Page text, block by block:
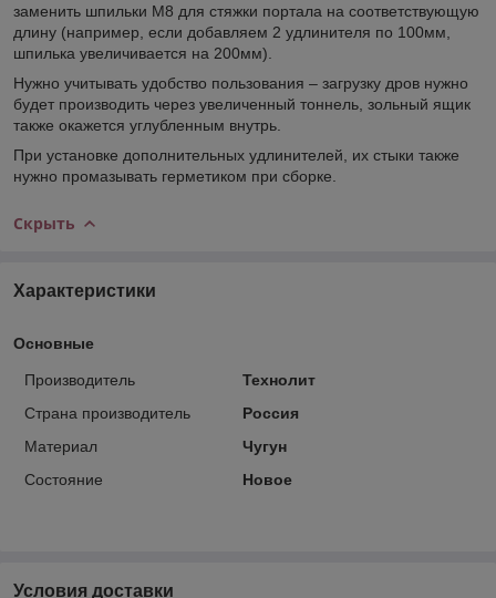
заменить шпильки М8 для стяжки портала на соответствующую
длину (например, если добавляем 2 удлинителя по 100мм,
шпилька увеличивается на 200мм).
Нужно учитывать удобство пользования – загрузку дров нужно
будет производить через увеличенный тоннель, зольный ящик
также окажется углубленным внутрь.
При установке дополнительных удлинителей, их стыки также
нужно промазывать герметиком при сборке.
Скрыть
Характеристики
Основные
Производитель
Технолит
Страна производитель
Россия
Материал
Чугун
Состояние
Новое
Условия доставки